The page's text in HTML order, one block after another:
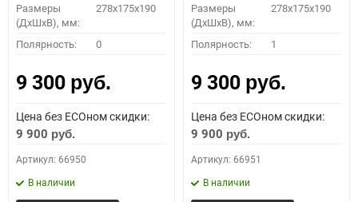
Размеры
(ДхШхВ), мм:
278x175x190
Полярность: 0
9 300 руб.
Цена без ECOном скидки:
9 900 руб.
Артикул: 66950
В наличии
Размеры
(ДхШхВ), мм:
278x175x190
Полярность: 1
9 300 руб.
Цена без ECOном скидки:
9 900 руб.
Артикул: 66951
В наличии